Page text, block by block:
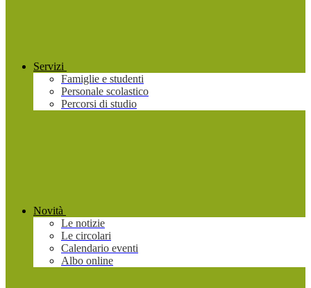
Servizi
Famiglie e studenti
Personale scolastico
Percorsi di studio
Novità
Le notizie
Le circolari
Calendario eventi
Albo online